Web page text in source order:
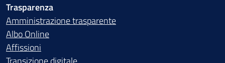
Trasparenza
Amministrazione trasparente
Albo Online
Affissioni